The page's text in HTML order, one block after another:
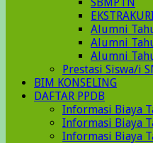
Alumni
Alumni
Alumni
Prestasi Siswa/i
BIM KONSELING
DAFTAR PPDB
Informasi Biaya
Informasi Biaya
Informasi Biaya